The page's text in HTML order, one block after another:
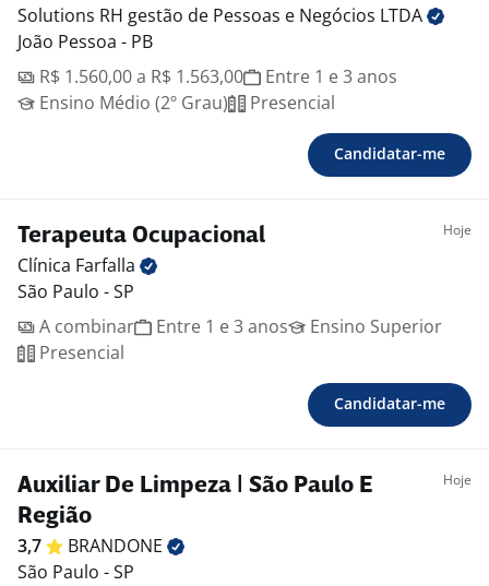
Solutions RH gestão de Pessoas e Negócios LTDA
João Pessoa - PB
R$ 1.560,00 a R$ 1.563,00
Entre 1 e 3 anos
Ensino Médio (2º Grau)
Presencial
Candidatar-me
Terapeuta Ocupacional Hoje
Clínica Farfalla
São Paulo - SP
A combinar
Entre 1 e 3 anos
Ensino Superior
Presencial
Candidatar-me
Auxiliar De Limpeza | São Paulo E
Região
Hoje
3,7
BRANDONE
São Paulo - SP